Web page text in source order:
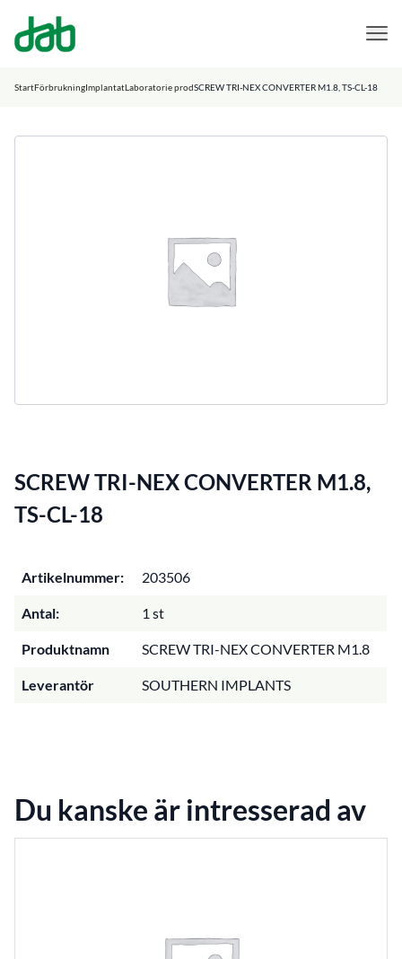
DAB Dental
StartFörbrukningImplantatLaboratorie prodSCREW TRI-NEX CONVERTER M1.8, TS-CL-18
SCREW TRI-NEX CONVERTER M1.8,
TS-CL-18
Artikelnummer: 203506
Antal: 1 st
Produktnamn SCREW TRI-NEX CONVERTER M1.8
Leverantör SOUTHERN IMPLANTS
Du kanske är intresserad av